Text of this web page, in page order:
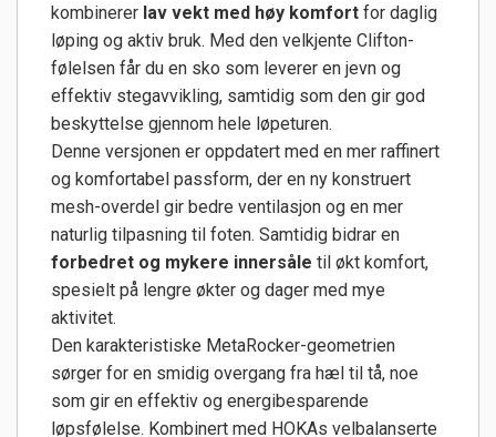
kombinerer lav vekt med høy komfort for daglig
løping og aktiv bruk. Med den velkjente Clifton-
følelsen får du en sko som leverer en jevn og
effektiv stegavvikling, samtidig som den gir god
beskyttelse gjennom hele løpeturen.
Denne versjonen er oppdatert med en mer raffinert
og komfortabel passform, der en ny konstruert
mesh-overdel gir bedre ventilasjon og en mer
naturlig tilpasning til foten. Samtidig bidrar en
forbedret og mykere innersåle til økt komfort,
spesielt på lengre økter og dager med mye
aktivitet.
Den karakteristiske MetaRocker-geometrien
sørger for en smidig overgang fra hæl til tå, noe
som gir en effektiv og energibesparende
løpsfølelse. Kombinert med HOKAs velbalanserte